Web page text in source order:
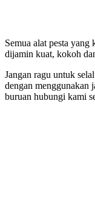
Semua alat pesta
dijamin kuat, kokoh
Jangan ragu untuk
dengan menggunakan
buruan hubungi kami